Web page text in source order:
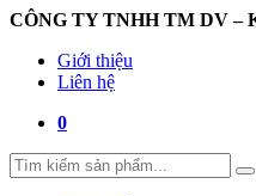
CÔNG TY TNHH TM DV
Giới thiệu
Liên hệ
0